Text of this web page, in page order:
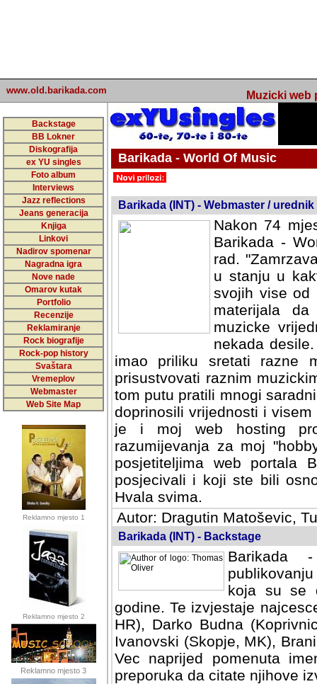
www.old.barikada.com Muzicki web
Backstage
BB Lokner
Diskografija
ex YU singles
Foto album
Interviews
Jazz reflections
Jeans generacija
Knjiga
Linkovi
Nadirov spomenar
Nagradna igra
Nove nade
Omarov kutak
Portfolio
Recenzije
Reklamiranje
Rock biografije
Rock-pop history
Svaštara
Vremeplov
Webmaster
Web Site Map
Reklamno mjesto 1
Reklamno mjesto 2
Reklamno mjesto 3
Barikada - World Of Music
Barikada (INT) - Webmaster / urednik
Nakon 74
Barikada -
rad.
u stanju u
svojih vise od
materijala
muzicke
nekada
imao priliku sretati razne
prisustvovati raznim
tom putu pratili mnogi
doprinosili vrijednosti i
je i moj web hosting
razumijevanja za moj
posjetiteljima web portala
posjecivali i koji ste bili
Hvala svima.
Autor: Dragutin Matoševic,
Barikada (INT) - Backstage
Barikada
koja su se
godine. Te izvjestaje
HR), Darko Budna
Ivanovski (Skopje, MK),
Vec naprijed pomenuta
preporuka da citate njihove